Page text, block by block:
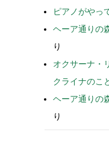
ピアノがやっ
ヘーア通りの
り
オクサーナ・
クライナのこ
ヘーア通りの
り